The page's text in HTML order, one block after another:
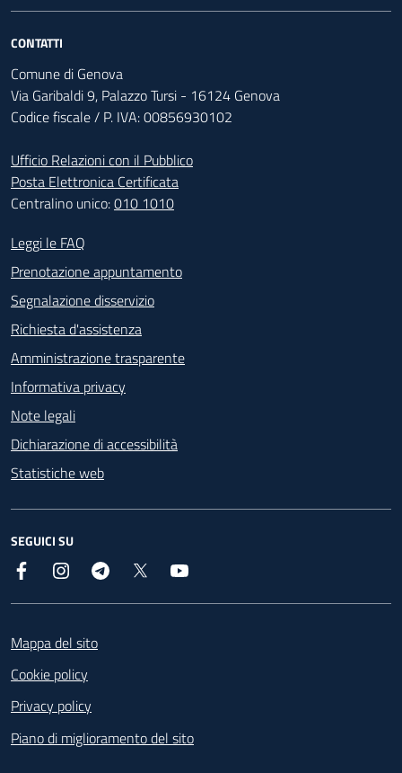
CONTATTI
Comune di Genova
Via Garibaldi 9, Palazzo Tursi - 16124 Genova
Codice fiscale / P. IVA: 00856930102
Ufficio Relazioni con il Pubblico
Posta Elettronica Certificata
Centralino unico:010 1010
Footer - Contatti
Leggi le FAQ
Prenotazione appuntamento
Segnalazione disservizio
Richiesta d'assistenza
Amministrazione trasparente
Informativa privacy
Note legali
Dichiarazione di accessibilità
Statistiche web
SEGUICI SU
Facebook InstagramTelegram
Mappa del sito
Cookie policy
Privacy policy
Piano di miglioramento del sito